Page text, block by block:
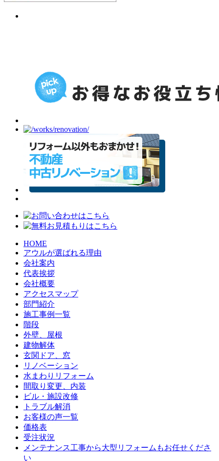
HOME
アウルが選ばれる理由
会社案内
代表挨拶
会社概要
アクセスマップ
部門紹介
施工事例一覧
階段
外壁、屋根
建物解体
玄関ドア、窓
リノベーション
水まわりリフォーム
間取り変更、内装
ビル・施設改修
トラブル解消
お客様の声一覧
価格表
受注状況
メンテナンス工事から大型リフォームもお任せくださ
い